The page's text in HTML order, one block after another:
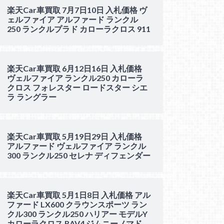
楽天Car車買取 7月7日10日 入札価格 ヴ
ェルファイア アルファード ランクル
250 ランクルプラド カローラクロス 911
楽天Car車買取 6月12日16日 入札価格
ヴェルファイア ランクル250 カローラ
クロス フォレスター ロードスター シエ
ラ ラングラー
楽天Car車買取 5月19日29日 入札価格
アルファード ヴェルファイア ランクル
300 ランクル250 セレナ ディフェンダー
楽天Car車買取 5月1日8日 入札価格 アル
ファード LX600 クラウンスポーツ ラン
クル300 ランクル250 ハリアー モデルY